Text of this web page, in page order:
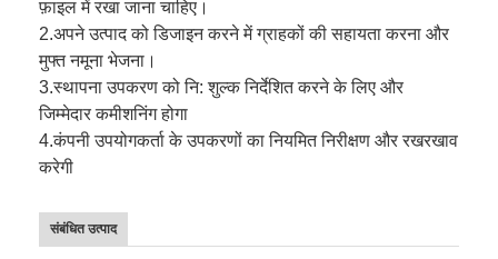
फ़ाइल में रखा जाना चाहिए।
2.अपने उत्पाद को डिजाइन करने में ग्राहकों की सहायता करना और
मुफ्त नमूना भेजना।
3.स्थापना उपकरण को नि: शुल्क निर्देशित करने के लिए और
जिम्मेदार कमीशनिंग होगा
4.कंपनी उपयोगकर्ता के उपकरणों का नियमित निरीक्षण और रखरखाव
करेगी
संबंधित उत्पाद